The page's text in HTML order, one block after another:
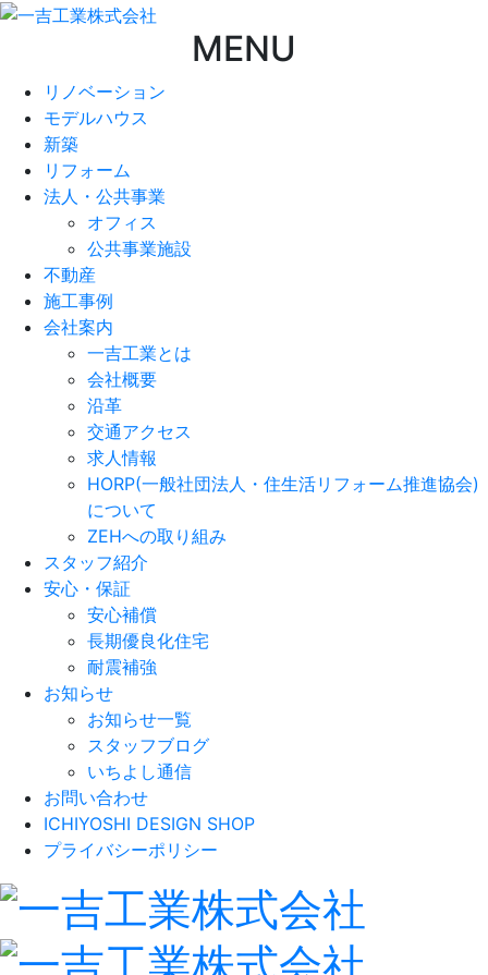
MENU
リノベーション
モデルハウス
新築
リフォーム
法人・公共事業
オフィス
公共事業施設
不動産
施工事例
会社案内
一吉工業とは
会社概要
沿革
交通アクセス
求人情報
HORP(一般社団法人・住生活リフォーム推進協会)
について
ZEHへの取り組み
スタッフ紹介
安心・保証
安心補償
長期優良化住宅
耐震補強
お知らせ
お知らせ一覧
スタッフブログ
いちよし通信
お問い合わせ
ICHIYOSHI DESIGN SHOP
プライバシーポリシー